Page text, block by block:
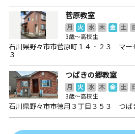
菅原教室
月 火 水 木 金 土
3歳～高校生
石川県野々市市菅原町１４‐２３ マー
３
つばきの郷教室
月 火 水 木 金 土
3歳～高校生
石川県野々市市徳用３丁目３５３ つ